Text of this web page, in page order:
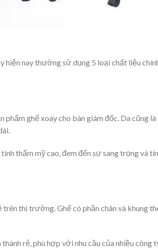
hiện nay thường sử dụng 5 loại chất liệu
ghế xoay cho bàn giám đốc. Da cũng là
thẩm mỹ cao, đem đến sự sang trọng và
thị trường. Ghế có phần chân và khung
rẻ, phù hợp với nhu cầu của nhiều công